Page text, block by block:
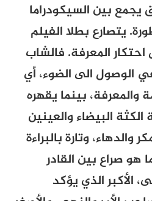
يجمع بين السيكودراما
يتصارع بطلا الفيلم
المعرفة. فالشاب
الوصول الى الضوء، أي
بينما يقهره
البيضاء والعينين
والدهاء، وتارة بالبراءة
هو صراع بين القادر
الأكبر الذي يؤكد